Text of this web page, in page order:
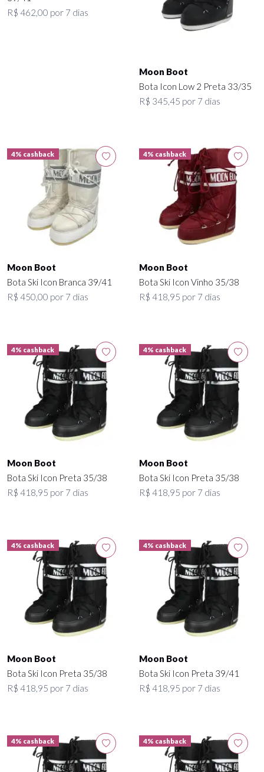
R$ 462,00 por 7 dias
Moon Boot
Bota Icon Low 2 Preta 33/35
R$ 345,45 por 7 dias
4% cashback
Moon Boot
Bota Ski Icon Branca 39/41
R$ 450,00 por 7 dias
4% cashback
Moon Boot
Bota Ski Icon Vinho 35/38
R$ 418,95 por 7 dias
4% cashback
Moon Boot
Bota Ski Icon Preta 35/38
R$ 418,95 por 7 dias
4% cashback
Moon Boot
Bota Ski Icon Preta 35/38
R$ 418,95 por 7 dias
4% cashback
Moon Boot
Bota Ski Icon Preta 35/38
R$ 418,95 por 7 dias
4% cashback
Moon Boot
Bota Ski Icon Preta 39/41
R$ 418,95 por 7 dias
4% cashback 4% cashback